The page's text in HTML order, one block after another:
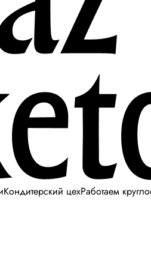
Кондитерский цехРаботаем